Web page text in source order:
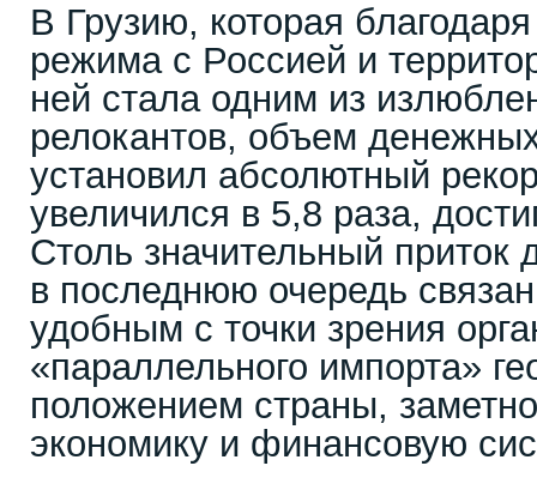
В Грузию, которая
режима с Россией и
ней стала одним из
релокантов, объем
установил абсолютный
увеличился в 5,8 раза,
Столь значительный приток
в последнюю очередь
удобным с точки зрения
«параллельного импорта»
положением страны,
экономику и финансовую